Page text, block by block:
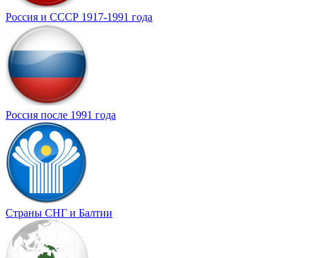
Россия и СССР 1917-1991 года
Россия после 1991 года
Страны СНГ и Балтии